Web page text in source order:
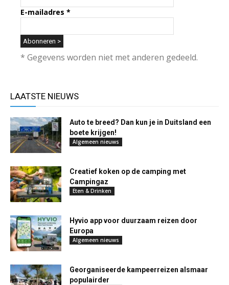
E-mailadres *
* Gegevens worden niet met anderen gedeeld.
LAATSTE NIEUWS
Auto te breed? Dan kun je in Duitsland een
boete krijgen!
Algemeen nieuws
Creatief koken op de camping met
Campingaz
Eten & Drinken
Hyvio app voor duurzaam reizen door
Europa
Algemeen nieuws
Georganiseerde kampeerreizen alsmaar
populairder